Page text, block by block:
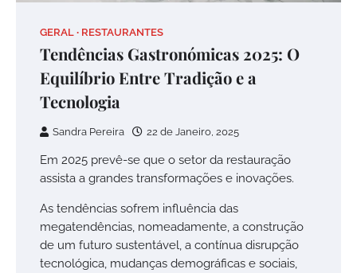
GERAL RESTAURANTES
Tendências Gastronómicas 2025: O
Equilíbrio Entre Tradição e a
Tecnologia
Sandra Pereira 22 de Janeiro, 2025
Em 2025 prevê-se que o setor da restauração
assista a grandes transformações e inovações.
As tendências sofrem influência das
megatendências, nomeadamente, a construção
de um futuro sustentável, a contínua disrupção
tecnológica, mudanças demográficas e sociais,